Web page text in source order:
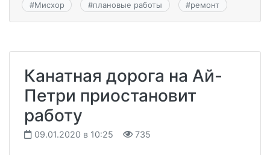
#Мисхор #плановые работы #ремонт
Канатная дорога на Ай-
Петри приостановит
работу
09.01.2020 в 10:25 735